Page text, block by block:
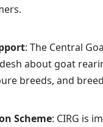
: The Central
about goat
breeds, and
Scheme: CIRG is